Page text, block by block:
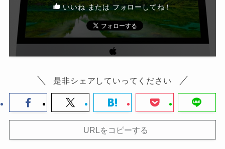
いいね または フォローしてね！
是非シェアしていってください
URLをコピーする